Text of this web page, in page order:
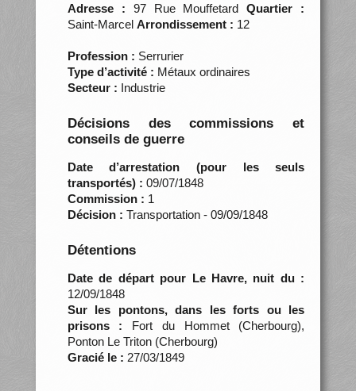
Adresse : 97 Rue MouffetardQuartier :
Saint-Marcel Arrondissement : 12
Profession : Serrurier
Type d’activité : Métaux ordinaires
Secteur : Industrie
Décisions des commissions et
conseils de guerre
Date d’arrestation (pour les seuls
transportés) : 09/07/1848
Commission : 1
Décision : Transportation - 09/09/1848
Détentions
Date de départ pour Le Havre, nuit du :
12/09/1848
Sur les pontons, dans les forts ou les
prisons : Fort du Hommet (Cherbourg),
Ponton Le Triton (Cherbourg)
Gracié le : 27/03/1849